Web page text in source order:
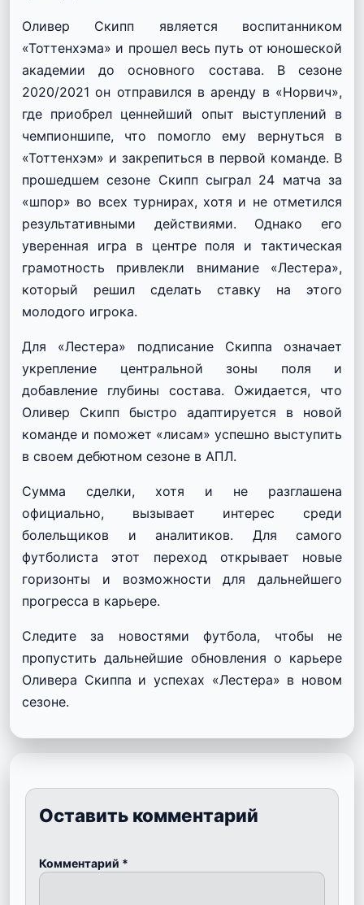
Оливер Скипп является воспитанником
«Тоттенхэма» и прошел весь путь от юношеской
академии до основного состава. В сезоне
2020/2021 он отправился в аренду в «Норвич»,
где приобрел ценнейший опыт выступлений в
чемпионшипе, что помогло ему вернуться в
«Тоттенхэм» и закрепиться в первой команде. В
прошедшем сезоне Скипп сыграл 24 матча за
«шпор» во всех турнирах, хотя и не отметился
результативными действиями. Однако его
уверенная игра в центре поля и тактическая
грамотность привлекли внимание «Лестера»,
который решил сделать ставку на этого
молодого игрока.
Для «Лестера» подписание Скиппа означает
укрепление центральной зоны поля и
добавление глубины состава. Ожидается, что
Оливер Скипп быстро адаптируется в новой
команде и поможет «лисам» успешно выступить
в своем дебютном сезоне в АПЛ.
Сумма сделки, хотя и не разглашена
официально, вызывает интерес среди
болельщиков и аналитиков. Для самого
футболиста этот переход открывает новые
горизонты и возможности для дальнейшего
прогресса в карьере.
Следите за новостями футбола, чтобы не
пропустить дальнейшие обновления о карьере
Оливера Скиппа и успехах «Лестера» в новом
сезоне.
Оставить комментарий
Комментарий *